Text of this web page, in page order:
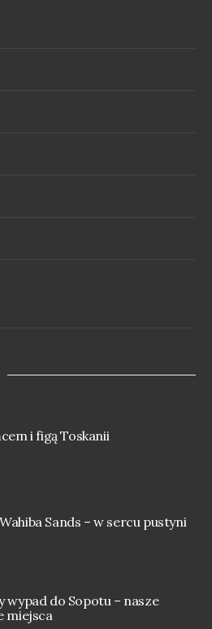
i figą Toskanii
Sands – w sercu pustyni
wypad do Sopotu – nasze
miejsca